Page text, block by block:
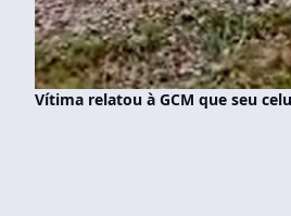
Vítima relatou à GCM que seu